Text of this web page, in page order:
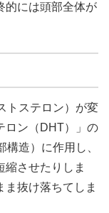
的には頭部全体が
トステロン）が変
ロン（DHT）」の
造）に作用し、
させたりしま
抜け落ちてしま